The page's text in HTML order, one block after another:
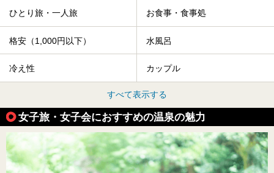
ひとり旅・一人旅 お食事・食事処
格安（1,000円以下） 水風呂
冷え性 カップル
すべて表示する
女子旅・女子会におすすめの温泉の魅力